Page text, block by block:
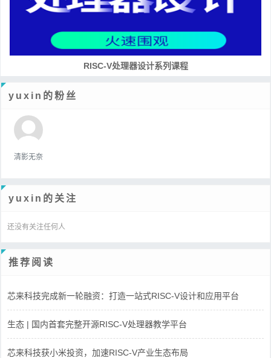
RISC-V处理器设计系列课程
yuxin的粉丝
清影无奈
yuxin的关注
还没有关注任何人
推荐阅读
芯来科技完成新一轮融资：打造一站式RISC-V设计和应用平台
生态 | 国内首套完整开源RISC-V处理器教学平台
芯来科技获小米投资，加速RISC-V产业生态布局